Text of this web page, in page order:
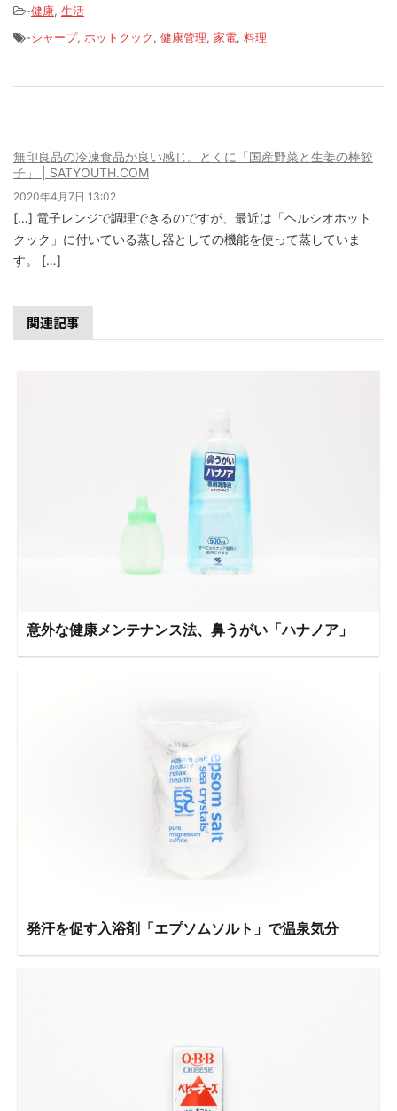
-健康, 生活
-シャープ, ホットクック, 健康管理, 家電, 料理
無印良品の冷凍食品が良い感じ。とくに「国産野菜と生姜の棒餃
子」 | SATYOUTH.COM
2020年4月7日 13:02
[…] 電子レンジで調理できるのですが、最近は「ヘルシオホット
クック」に付いている蒸し器としての機能を使って蒸していま
す。 […]
関連記事
意外な健康メンテナンス法、鼻うがい「ハナノア」
発汗を促す入浴剤「エプソムソルト」で温泉気分